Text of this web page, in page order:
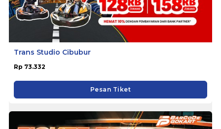
Trans Studio Cibubur
Rp 73.332
Pesan Tiket